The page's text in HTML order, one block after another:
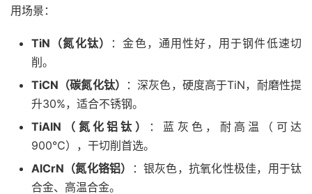
用场景：
TiN（氮化钛）
：金色，通用性好，用于钢件低速切
削。
TiCN（碳氮化钛）
：深灰色，硬度高于TiN，耐磨性提
升30%，适合不锈钢。
TiAlN（氮化铝钛）
：蓝灰色，耐高温（可达
900℃），干切削首选。
AlCrN（氮化铬铝）
：银灰色，抗氧化性极佳，用于钛
合金、高温合金。